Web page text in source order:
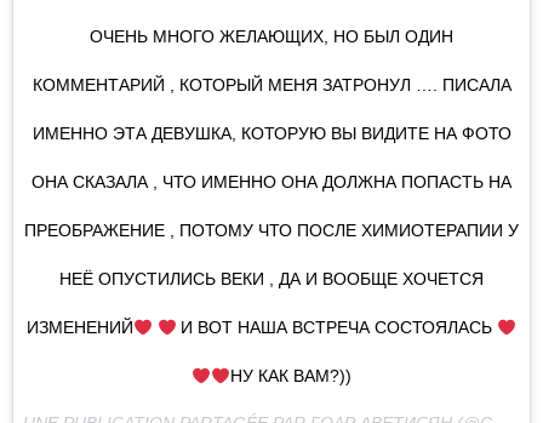
ОЧЕНЬ МНОГО ЖЕЛАЮЩИХ, НО БЫЛ ОДИН
КОММЕНТАРИЙ , КОТОРЫЙ МЕНЯ ЗАТРОНУЛ …. ПИСАЛА
ИМЕННО ЭТА ДЕВУШКА, КОТОРУЮ ВЫ ВИДИТЕ НА ФОТО
ОНА СКАЗАЛА , ЧТО ИМЕННО ОНА ДОЛЖНА ПОПАСТЬ НА
ПРЕОБРАЖЕНИЕ , ПОТОМУ ЧТО ПОСЛЕ ХИМИОТЕРАПИИ У
НЕЁ ОПУСТИЛИСЬ ВЕКИ , ДА И ВООБЩЕ ХОЧЕТСЯ
ИЗМЕНЕНИЙ И ВОТ НАША ВСТРЕЧА СОСТОЯЛАСЬ
НУ КАК ВАМ?))